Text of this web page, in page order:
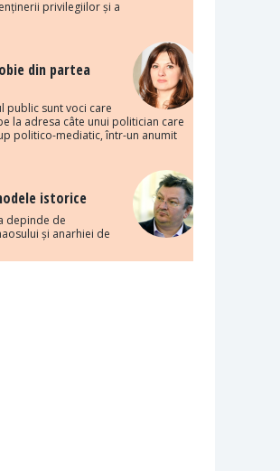
privilegiilor și a
din partea
public sunt voci care
la adresa câte unui politician care
politico-mediatic, într-un anumit
istorice
depinde de
și anarhiei de